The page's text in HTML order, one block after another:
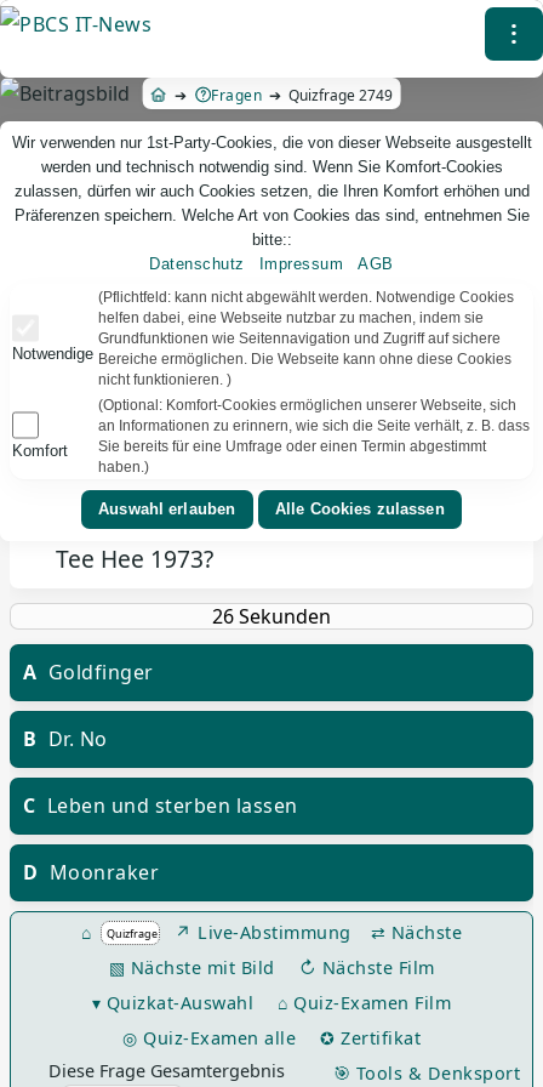
Direkt
Inhalt
⁝
Fragen Quizfrage 2749
PBCS IT-News – IT. Web. Einfach. Webdesign, Analyse & Beratung
Quizfrage 2749
Bereit TEXT VORLESEN
▾ Film ⚑
In welchem Bond-Film erschien die Figur
Tee Hee 1973?
A Goldfinger
B Dr. No
C Leben und sterben lassen
D Moonraker
⌂ ↗ Live-Abstimmung
⇄ Nächste
▧ Nächste mit Bild
↻ Nächste Film
▾ Quizkat-Auswahl
⌂ Quiz-Examen Film
◎ Quiz-Examen alle
✪ Zertifikat
🎯 Tools & Denksport
Diese Frage Gesamtergebnis
Wir verwenden nur 1st-Party-Cookies, die von dieser Webseite ausgestellt
werden und technisch notwendig sind. Wenn Sie Komfort-Cookies
zulassen, dürfen wir auch Cookies setzen, die Ihren Komfort erhöhen und
Präferenzen speichern. Welche Art von Cookies das sind, entnehmen Sie
bitte::
Datenschutz
Impressum AGB
Notwendige
(Pflichtfeld: kann nicht abgewählt werden. Notwendige Cookies
helfen dabei, eine Webseite nutzbar zu machen, indem sie
Grundfunktionen wie Seitennavigation und Zugriff auf sichere
Bereiche ermöglichen. Die Webseite kann ohne diese Cookies
nicht funktionieren. )
Komfort
(Optional: Komfort-Cookies ermöglichen unserer Webseite, sich
an Informationen zu erinnern, wie sich die Seite verhält, z. B. dass
Sie bereits für eine Umfrage oder einen Termin abgestimmt
haben.)